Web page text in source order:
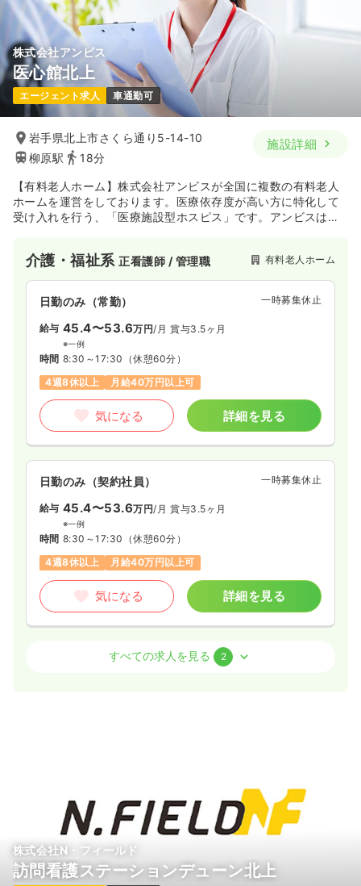
株式会社アンビス
医心館北上
エージェント求人 車通勤可
岩手県北上市さくら通り5-14-10
柳原駅
18分
施設詳細
【有料老人ホーム】株式会社アンビスが全国に複数の有料老人
ホームを運営をしております。医療依存度が高い方に特化して
受け入れを行う、「医療施設型ホスピス」です。アンビスは創
護事業を通じて、元気で幸せな社会作りに貢献し、「最も信頼
される医療・介護のトータルカンパニー」を目指しています。
介護・福祉系正看護師 / 管理職 有料老人ホーム
日勤のみ（常勤） 一時募集休止
給与 45.4〜53.6万円/月 賞与3.5ヶ月
※一例
時間 8:30～17:30 （休憩60分）
4週8休以上
月給40万円以上可
気になる 詳細を見る
日勤のみ（契約社員） 一時募集休止
給与 45.4〜53.6万円/月 賞与3.5ヶ月
※一例
時間 8:30～17:30 （休憩60分）
4週8休以上
月給40万円以上可
気になる 詳細を見る
正看護師
気になる 詳細を見る
日勤のみ（契約社員） 一時募集休止
すべての求人を見る 2
株式会社N・フィールド
訪問看護ステーションデューン北上